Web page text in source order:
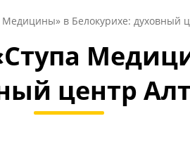
в Белокурихе: духовный
центр